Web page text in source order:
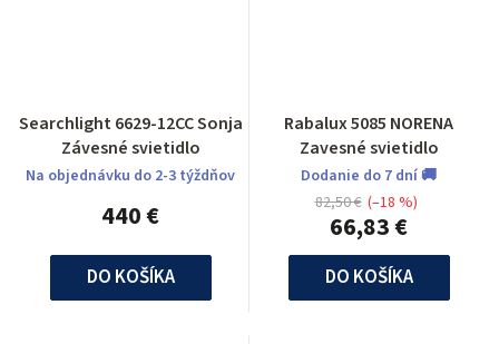
Searchlight 6629-12CC Sonja
Závesné svietidlo
Na objednávku do 2-3 týždňov
440 €
DO KOŠÍKA
Rabalux 5085 NORENA
Zavesné svietidlo
Dodanie do 7 dní 🚚
66,83 €
82,50 € (–18 %)
DO KOŠÍKA